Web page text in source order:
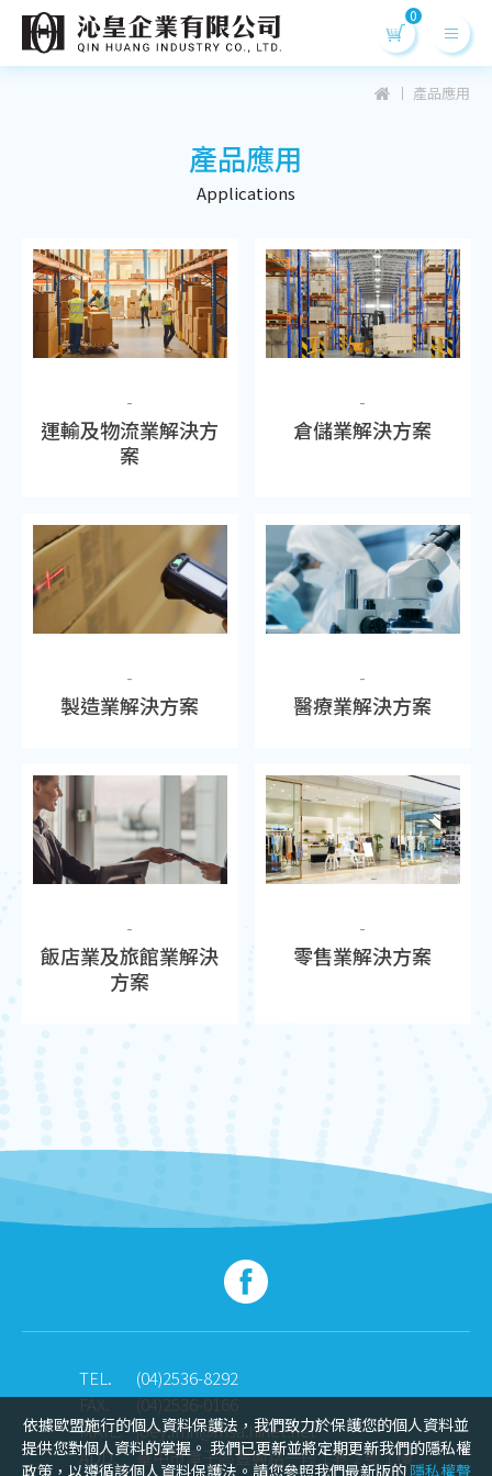
產品應用
產品應用
Applications
-
運輸及物流業解決方
案
-
倉儲業解決方案
-
製造業解決方案
-
醫療業解決方案
-
飯店業及旅館業解決
方案
-
零售業解決方案
TEL.
(04)2536-8292
FAX.
(04)2536-0166
MAIL. joey.lmh@msa.hinet.net
ADD.
臺中市潭子區豐興路一段 1 巷 2 號 1 樓
依據歐盟施行的個人資料保護法，我們致力於保護您的個人資料並
提供您對個人資料的掌握。 我們已更新並將定期更新我們的隱私權
政策，以遵循該個人資料保護法。請您參照我們最新版的隱私權聲